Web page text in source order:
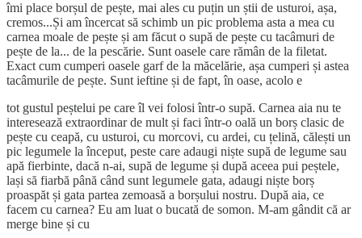
îmi place borșul de pește, mai ales cu puțin un știi de usturoi, așa,
cremos...Și am încercat să schimb un pic problema asta a mea cu
carnea moale de pește și am făcut o supă de pește cu tacâmuri de
pește de la... de la pescărie. Sunt oasele care rămân de la filetat.
Exact cum cumperi oasele garf de la măcelărie, așa cumperi și astea
tacâmurile de pește. Sunt ieftine și de fapt, în oase, acolo e
tot gustul peștelui pe care îl vei folosi într-o supă. Carnea aia nu te
interesează extraordinar de mult și faci într-o oală un borș clasic de
pește cu ceapă, cu usturoi, cu morcovi, cu ardei, cu țelină, călești un
pic legumele la început, peste care adaugi niște supă de legume sau
apă fierbinte, dacă n-ai, supă de legume și după aceea pui peștele,
lași să fiarbă până când sunt legumele gata, adaugi niște borș
proaspăt și gata partea zemoasă a borșului nostru. După aia, ce
facem cu carnea? Eu am luat o bucată de somon. M-am gândit că ar
merge bine și cu